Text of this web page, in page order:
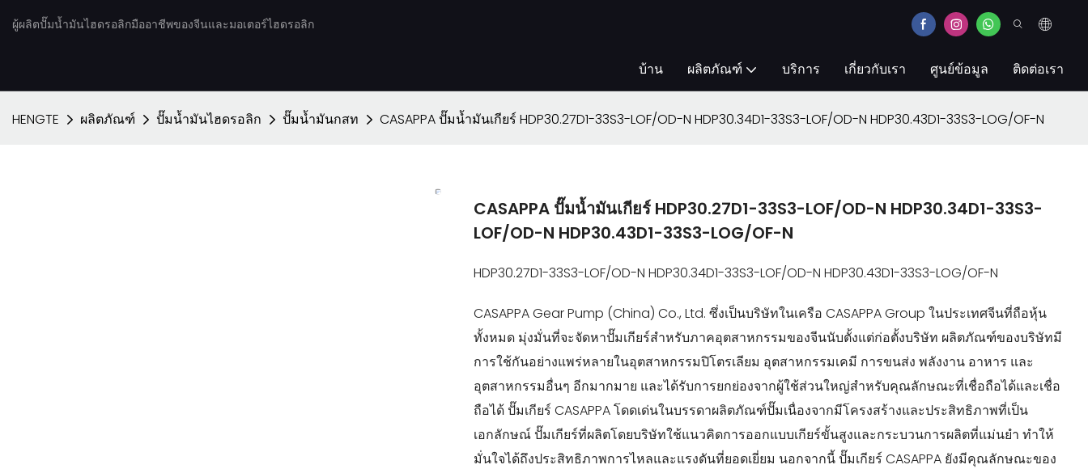
ผู้ผลิตปั๊มน้ำมันไฮดรอลิกมืออาชีพของจีนและมอเตอร์ไฮดรอลิก
บ้าน ผลิตภัณฑ์ บริการ เกี่ยวกับเรา ศูนย์ข้อมูล ติดต่อเรา
HENGTE ผลิตภัณฑ์ ปั๊มน้ำมันไฮดรอลิก ปั๊มน้ำมันกสท CASAPPA ปั๊มน้ำมันเกียร์ HDP30.27D1-33S3-LOF/OD-N HDP30.34D1-33S3-LOF/OD-N HDP30.43D1-33S3-LOG/OF-N
CASAPPA ปั๊มน้ำมันเกียร์ HDP30.27D1-33S3-LOF/OD-N HDP30.34D1-33S3-
LOF/OD-N HDP30.43D1-33S3-LOG/OF-N
HDP30.27D1-33S3-LOF/OD-N HDP30.34D1-33S3-LOF/OD-N HDP30.43D1-33S3-LOG/OF-N
CASAPPA Gear Pump (China) Co., Ltd. ซึ่งเป็นบริษัทในเครือ CASAPPA Group ในประเทศจีนที่ถือหุ้น
ทั้งหมด มุ่งมั่นที่จะจัดหาปั๊มเกียร์สำหรับภาคอุตสาหกรรมของจีนนับตั้งแต่ก่อตั้งบริษัท ผลิตภัณฑ์ของบริษัทมี
การใช้กันอย่างแพร่หลายในอุตสาหกรรมปิโตรเลียม อุตสาหกรรมเคมี การขนส่ง พลังงาน อาหาร และ
อุตสาหกรรมอื่นๆ อีกมากมาย และได้รับการยกย่องจากผู้ใช้ส่วนใหญ่สำหรับคุณลักษณะที่เชื่อถือได้และเชื่อ
ถือได้ ปั๊มเกียร์ CASAPPA โดดเด่นในบรรดาผลิตภัณฑ์ปั๊มเนื่องจากมีโครงสร้างและประสิทธิภาพที่เป็น
เอกลักษณ์ ปั๊มเกียร์ที่ผลิตโดยบริษัทใช้แนวคิดการออกแบบเกียร์ขั้นสูงและกระบวนการผลิตที่แม่นยำ ทำให้
มั่นใจได้ถึงประสิทธิภาพการไหลและแรงดันที่ยอดเยี่ยม นอกจากนี้ ปั๊มเกียร์ CASAPPA ยังมีคุณลักษณะของ